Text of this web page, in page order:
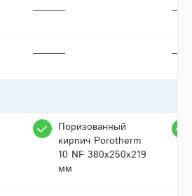
Поризованный
кирпич Porotherm
10 NF 380х250х219
мм